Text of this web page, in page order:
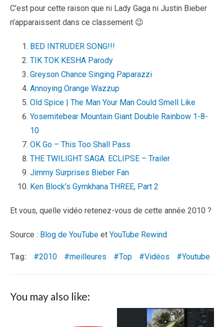
C’est pour cette raison que ni Lady Gaga ni Justin Bieber
n’apparaissent dans ce classement 😉
BED INTRUDER SONG!!!
TIK TOK KESHA Parody
Greyson Chance Singing Paparazzi
Annoying Orange Wazzup
Old Spice | The Man Your Man Could Smell Like
Yosemitebear Mountain Giant Double Rainbow 1-8-
10
OK Go – This Too Shall Pass
THE TWILIGHT SAGA: ECLIPSE – Trailer
Jimmy Surprises Bieber Fan
Ken Block’s Gymkhana THREE, Part 2
Et vous, quelle vidéo retenez-vous de cette année 2010 ?
Source : Blog de YouTube et YouTube Rewind
Tag: 2010 meilleures Top Vidéos Youtube
You may also like: